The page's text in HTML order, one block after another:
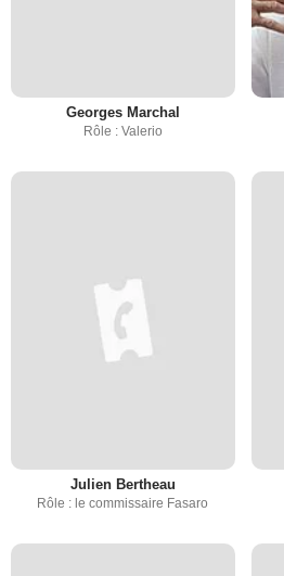
Georges Marchal
Rôle : Valerio
Julien Bertheau
Rôle : le commissaire Fasaro